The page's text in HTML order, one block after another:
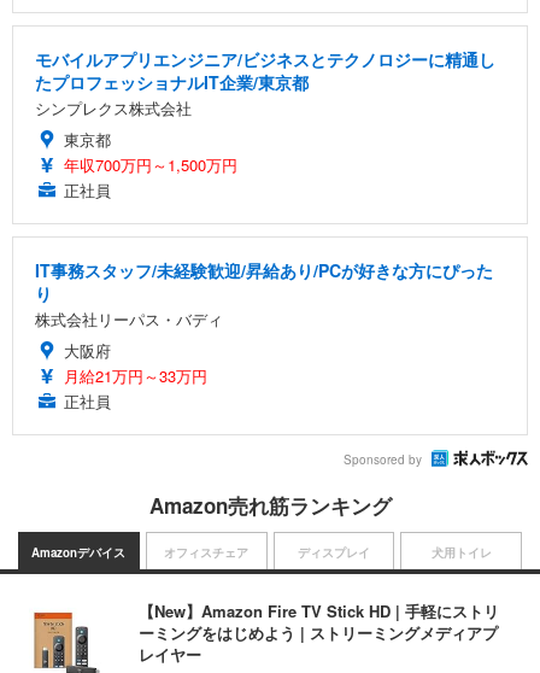
モバイルアプリエンジニア/ビジネスとテクノロジーに精通し
たプロフェッショナルIT企業/東京都
シンプレクス株式会社
東京都
年収700万円～1,500万円
正社員
IT事務スタッフ/未経験歓迎/昇給あり/PCが好きな方にぴった
り
株式会社リーパス・バディ
大阪府
月給21万円～33万円
正社員
Sponsored by
Amazon売れ筋ランキング
Amazonデバイス
【New】Amazon Fire TV Stick HD | 手軽にストリ
ーミングをはじめよう | ストリーミングメディアプ
レイヤー
オフィスチェア ディスプレイ 犬用トイレ